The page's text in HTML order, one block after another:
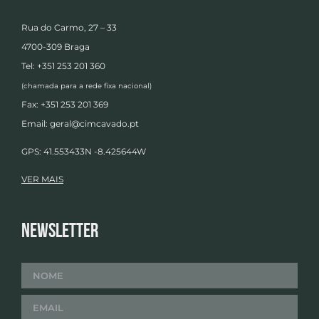
Rua do Carmo, 27 – 33
4700-309 Braga
Tel: +351 253 201 360
(chamada para a rede fixa nacional)
Fax: +351 253 201 369
Email: geral@cimcavado.pt
GPS: 41.553433N -8.425644W
VER MAIS
Newsletter